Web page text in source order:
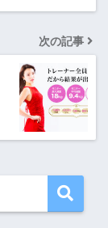
次の記事